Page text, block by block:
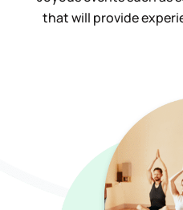
that will provide